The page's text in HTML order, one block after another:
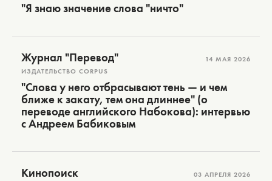
"Я знаю значение слова "ничто"
Журнал "Перевод"
ИЗДАТЕЛЬСТВО CORPUS
14 МАЯ 2026
"Слова у него отбрасывают тень — и чем
ближе к закату, тем она длиннее" (о
переводе английского Набокова): интервью
с Андреем Бабиковым
Кинопоиск 03 АПРЕЛЯ 2026